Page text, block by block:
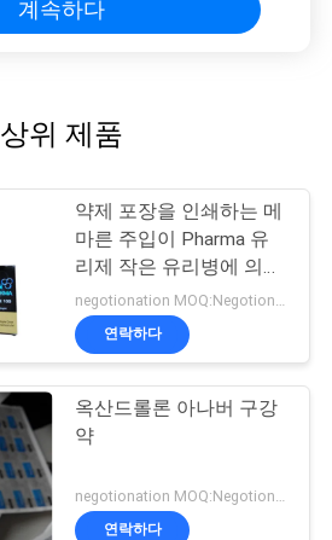
계속하다
상위 제품
약제 포장을 인쇄하는 메
마른 주입이 Pharma 유
리제 작은 유리병에 의하
여 레테르를 붙입니다
연락하다
옥산드롤론 아나버 구강
약
negotionation MOQ:Negotionation
연락하다